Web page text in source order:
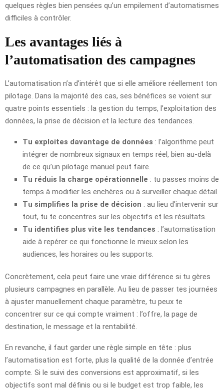
quelques règles bien pensées qu’un empilement d’automatismes
difficiles à contrôler.
Les avantages liés à
l’automatisation des campagnes
L’automatisation n’a d’intérêt que si elle améliore réellement ton
pilotage. Dans la majorité des cas, ses bénéfices se voient sur
quatre points essentiels : la gestion du temps, l’exploitation des
données, la prise de décision et la lecture des tendances.
Tu exploites davantage de données : l’algorithme peut
intégrer de nombreux signaux en temps réel, bien au-delà
de ce qu’un pilotage manuel peut faire.
Tu réduis la charge opérationnelle : tu passes moins de
temps à modifier les enchères ou à surveiller chaque détail.
Tu simplifies la prise de décision : au lieu d’intervenir sur
tout, tu te concentres sur les objectifs et les résultats.
Tu identifies plus vite les tendances : l’automatisation
aide à repérer ce qui fonctionne le mieux selon les
audiences, les horaires ou les supports.
Concrètement, cela peut faire une vraie différence si tu gères
plusieurs campagnes en parallèle. Au lieu de passer tes journées
à ajuster manuellement chaque paramètre, tu peux te
concentrer sur ce qui compte vraiment : l’offre, la page de
destination, le message et la rentabilité.
En revanche, il faut garder une règle simple en tête : plus
l’automatisation est forte, plus la qualité de la donnée d’entrée
compte. Si le suivi des conversions est approximatif, si les
objectifs sont mal définis ou si le budget est trop faible, les